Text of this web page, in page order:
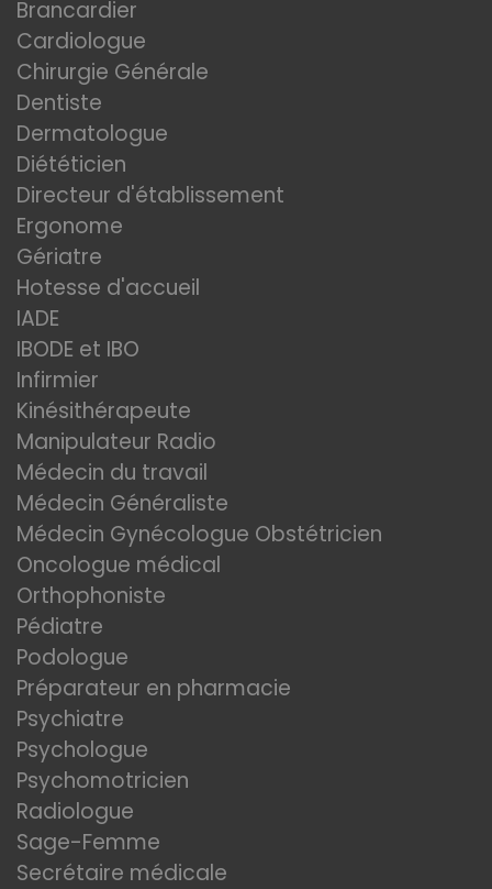
Brancardier
Cardiologue
Chirurgie Générale
Dentiste
Dermatologue
Diététicien
Directeur d'établissement
Ergonome
Gériatre
Hotesse d'accueil
IADE
IBODE et IBO
Infirmier
Kinésithérapeute
Manipulateur Radio
Médecin du travail
Médecin Généraliste
Médecin Gynécologue Obstétricien
Oncologue médical
Orthophoniste
Pédiatre
Podologue
Préparateur en pharmacie
Psychiatre
Psychologue
Psychomotricien
Radiologue
Sage-Femme
Secrétaire médicale